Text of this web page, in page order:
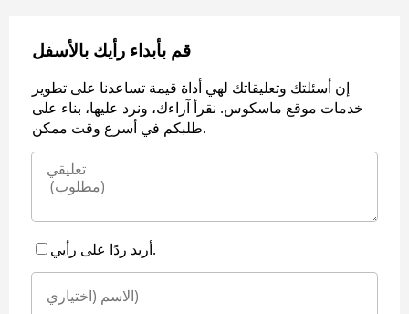
قم بأبداء رأيك بالأسفل
إن أسئلتك وتعليقاتك لهي أداة قيمة تساعدنا على تطوير
خدمات موقع ماسكوس. نقرأ آراءك، ونرد عليها، بناء على
طلبكم في أسرع وقت ممكن.
أريد ردًا على رأيي.